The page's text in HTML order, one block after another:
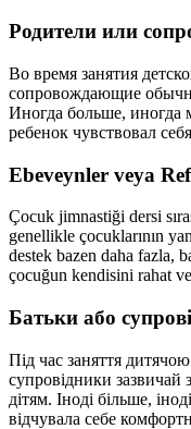
Родители или
Во время занятия
сопровождающие
Иногда больше,
ребенок чувствовал
Ebeveynler veya
Çocuk jimnastiği dersi
genellikle çocuklarının
destek bazen daha fazla,
çocuğun kendisini rahat
Батьки або
Під час заняття
супровідники
дітям. Іноді більше,
відчувала себе